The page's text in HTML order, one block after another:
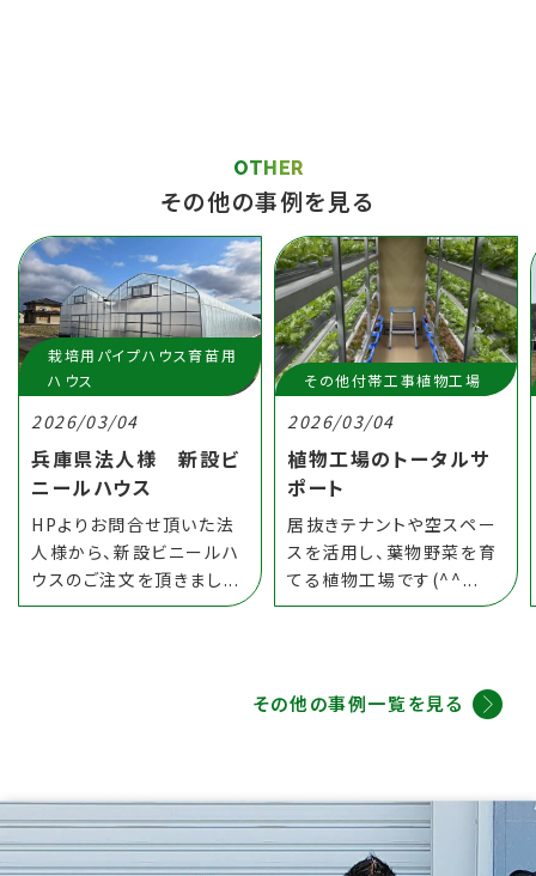
OTHER
その他の事例を見る
栽培用パイプハウス育苗用
ハウス
2026/03/04
兵庫県法人様 新設ビ
ニールハウス
HPよりお問合せ頂いた法
人様から、新設ビニールハ
ウスのご注文を頂きまし...
その他付帯工事植物工場
2026/03/04
植物工場のトータルサ
ポート
居抜きテナントや空スペー
スを活用し、葉物野菜を育
てる植物工場です(^^...
その他の事例一覧を見る